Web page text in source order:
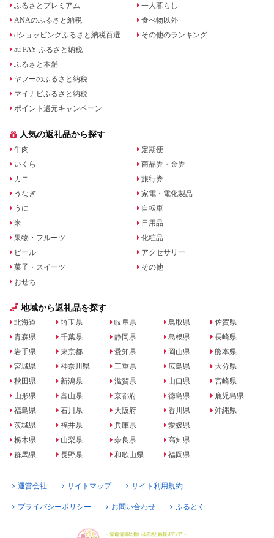
ふるさとプレミアム
ANAのふるさと納税
dショッピングふるさと納税百選
au PAY ふるさと納税
ふるさと本舗
ヤフーのふるさと納税
マイナビふるさと納税
ポイント還元キャンペーン
一人暮らし
食べ物以外
その他のランキング
人気の返礼品から探す
牛肉
いくら
カニ
うなぎ
うに
米
果物・フルーツ
ビール
菓子・スイーツ
おせち
定期便
商品券・金券
旅行券
家電・電化製品
自転車
日用品
化粧品
アクセサリー
その他
地域から返礼品を探す
北海道
青森県
岩手県
宮城県
秋田県
山形県
福島県
茨城県
栃木県
群馬県
埼玉県
千葉県
東京都
神奈川県
新潟県
富山県
石川県
福井県
山梨県
長野県
岐阜県
静岡県
愛知県
三重県
滋賀県
京都府
大阪府
兵庫県
奈良県
和歌山県
鳥取県
島根県
岡山県
広島県
山口県
徳島県
香川県
愛媛県
高知県
福岡県
佐賀県
長崎県
熊本県
大分県
宮崎県
鹿児島県
沖縄県
運営会社 サイトマップ サイト利用規約
プライバシーポリシー お問い合わせ ふるとく